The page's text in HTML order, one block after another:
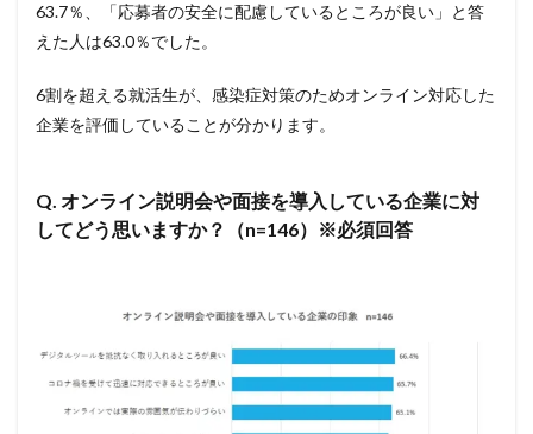
63.7％、「応募者の安全に配慮しているところが良い」と答
えた人は63.0％でした。
6割を超える就活生が、感染症対策のためオンライン対応した
企業を評価していることが分かります。
Q. オンライン説明会や面接を導入している企業に対
してどう思いますか？（n=146）※必須回答